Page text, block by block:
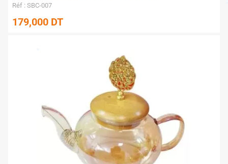
Réf : SBC-007
179,000 DT
✱